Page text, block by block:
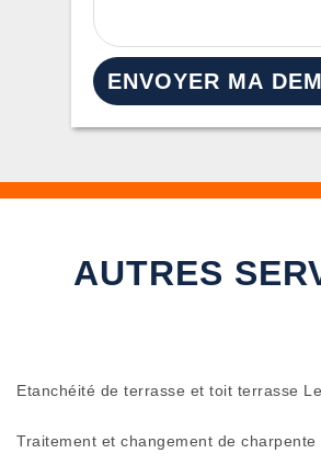
AUTRES
Etanchéité de terrasse et toit terrasse
Traitement et changement de charpente